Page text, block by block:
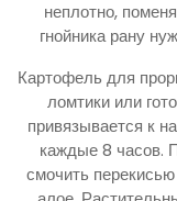
неплотно,
гнойника рану
Картофель для
ломтики или
привязывается к
каждые 8 часов.
смочить